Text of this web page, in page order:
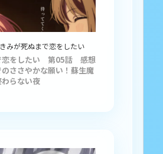
きみが死ぬまで恋をしたい
恋をしたい 第05話 感想
のささやかな願い！蘇生魔
らない夜